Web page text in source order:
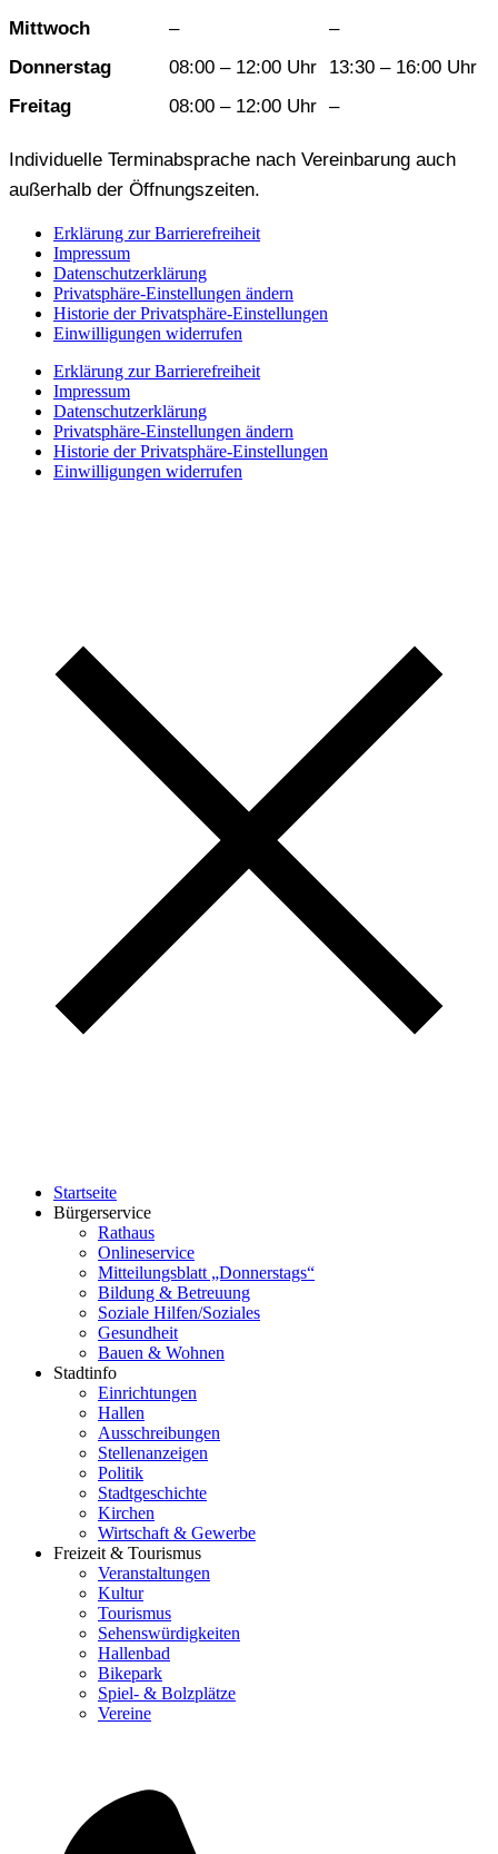
Mittwoch –
–
Donnerstag
08:00 – 12:00 Uhr
13:30 – 16:00 Uhr
Freitag
08:00 – 12:00 Uhr –
Individuelle Terminabsprache nach Vereinbarung auch
außerhalb der Öffnungszeiten.
Erklärung zur Barrierefreiheit
Impressum
Datenschutzerklärung
Privatsphäre-Einstellungen ändern
Historie der Privatsphäre-Einstellungen
Einwilligungen widerrufen
Erklärung zur Barrierefreiheit
Impressum
Datenschutzerklärung
Privatsphäre-Einstellungen ändern
Historie der Privatsphäre-Einstellungen
Einwilligungen widerrufen
Startseite
Bürgerservice
Rathaus
Onlineservice
Mitteilungsblatt „Donnerstags“
Bildung & Betreuung
Soziale Hilfen/Soziales
Gesundheit
Bauen & Wohnen
Stadtinfo
Einrichtungen
Hallen
Ausschreibungen
Stellenanzeigen
Politik
Stadtgeschichte
Kirchen
Wirtschaft & Gewerbe
Freizeit & Tourismus
Veranstaltungen
Kultur
Tourismus
Sehenswürdigkeiten
Hallenbad
Bikepark
Spiel- & Bolzplätze
Vereine